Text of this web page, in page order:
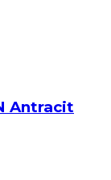
Antracit